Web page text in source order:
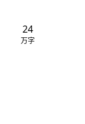
万字
24